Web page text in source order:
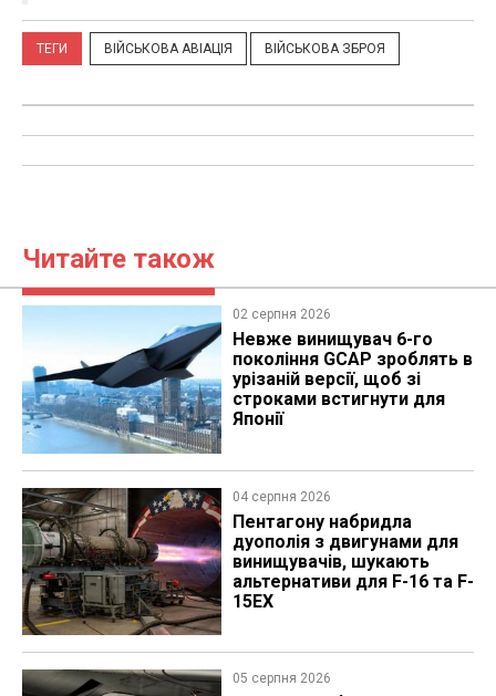
ТЕГИ ВІЙСЬКОВА АВІАЦІЯ ВІЙСЬКОВА ЗБРОЯ
Читайте також
02 серпня 2026
Невже винищувач 6-го
покоління GCAP зроблять в
урізаній версії, щоб зі
строками встигнути для
Японії
04 серпня 2026
Пентагону набридла
дуополія з двигунами для
винищувачів, шукають
альтернативи для F-16 та F-
15EX
05 серпня 2026